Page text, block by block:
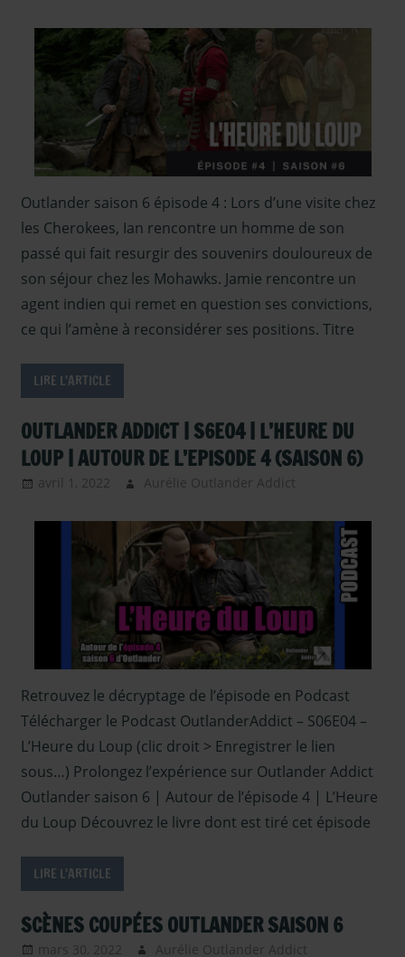
Saison 6,
Articles Saison
6 ,Outlander –
Coulisses
TV Outlander
Sous les
projecteurs
Vidéo-Analyse
d'Outlander
Outlander saison 6 épisode 4 : Lors d’une visite chez
les Cherokees, Ian rencontre un homme de son
passé qui fait resurgir des souvenirs douloureux de
son séjour chez les Mohawks. Jamie rencontre un
agent indien qui remet en question ses convictions,
ce qui l’amène à reconsidérer ses positions. Titre
LIRE L'ARTICLE
OUTLANDER ADDICT | S6E04 | L’HEURE DU
LOUP | AUTOUR DE L’EPISODE 4 (SAISON 6)
avril 1, 2022 Aurélie Outlander Addict
6,podcast,
Serie TV
Outlander
Retrouvez le décryptage de l’épisode en Podcast
Télécharger le Podcast OutlanderAddict – S06E04 –
L’Heure du Loup (clic droit > Enregistrer le lien
sous…) Prolongez l’expérience sur Outlander Addict
Outlander saison 6 | Autour de l’épisode 4 | L’Heure
du Loup Découvrez le livre dont est tiré cet épisode
LIRE L'ARTICLE
SCÈNES COUPÉES OUTLANDER SAISON 6
mars 30, 2022 Aurélie Outlander Addict